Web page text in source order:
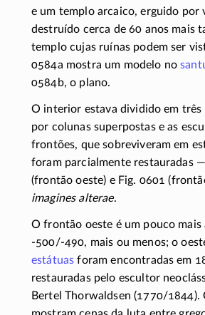
e um templo arcaico, erguido por
destruído cerca de 60 anos mais
templo cujas ruínas podem ser
0584a mostra um modelo no
0584b, o plano.
O interior estava dividido em três
por colunas superpostas e as
frontões, que sobreviveram em
foram parcialmente restauradas
(frontão oeste) e Fig. 0601
imagines alterae.
O frontão oeste é um pouco mais
-500/-490, mais ou menos; o
estátuas foram encontradas em
restauradas pelo escultor
Bertel Thorwaldsen(1770/1844).